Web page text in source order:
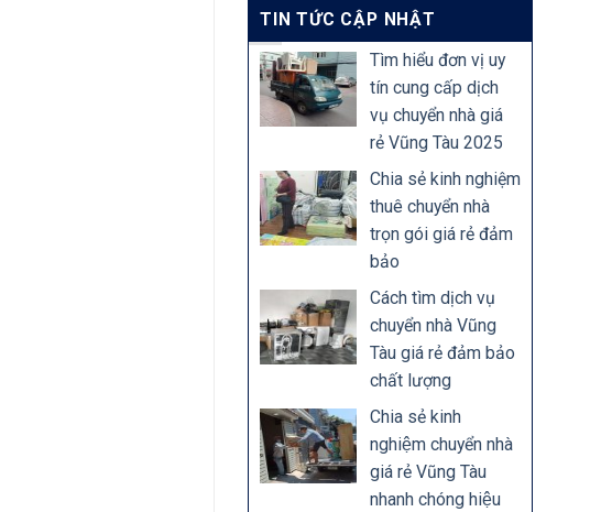
TIN TỨC CẬP NHẬT
Tìm hiểu đơn vị uy
tín cung cấp dịch
vụ chuyển nhà giá
rẻ Vũng Tàu 2025
Chia sẻ kinh nghiệm
thuê chuyển nhà
trọn gói giá rẻ đảm
bảo
Cách tìm dịch vụ
chuyển nhà Vũng
Tàu giá rẻ đảm bảo
chất lượng
Chia sẻ kinh
nghiệm chuyển nhà
giá rẻ Vũng Tàu
nhanh chóng hiệu